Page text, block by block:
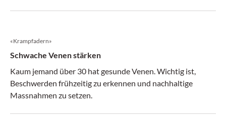
«Krampfadern»
Schwache Venen stärken
Kaum jemand über 30 hat gesunde Venen. Wichtig ist,
Beschwerden frühzeitig zu erkennen und nachhaltige
Massnahmen zu setzen.